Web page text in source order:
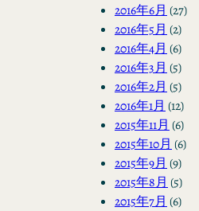
2016年6月 (27)
2016年5月 (2)
2016年4月 (6)
2016年3月 (5)
2016年2月 (5)
2016年1月 (12)
2015年11月 (6)
2015年10月 (6)
2015年9月 (9)
2015年8月 (5)
2015年7月 (6)